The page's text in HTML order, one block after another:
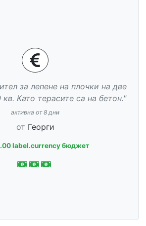
за лепене на плочки на две
Като терасите са на бетон."
активна от 8 дни
от Георги
label.currency бюджет